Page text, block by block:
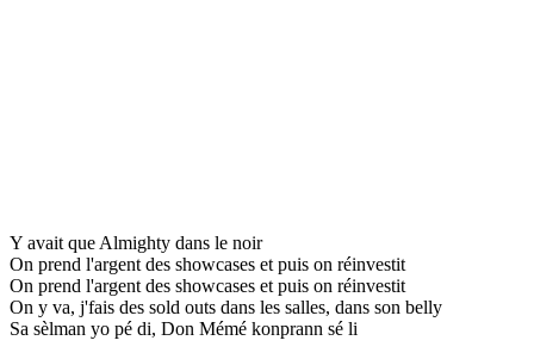
Y avait que Almighty dans le noir
On prend l'argent des showcases et puis on réinvestit
On prend l'argent des showcases et puis on réinvestit
On y va, j'fais des sold outs dans les salles, dans son belly
Sa sèlman yo pé di, Don Mémé konprann sé li